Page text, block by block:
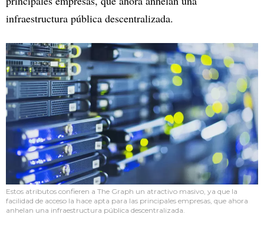
infraestructura pública descentralizada.
Estos atributos confieren a The Graph un atractivo masivo, ya que la
facilidad de acceso la hace apta para las principales empresas, que ahora
anhelan una infraestructura pública descentralizada.